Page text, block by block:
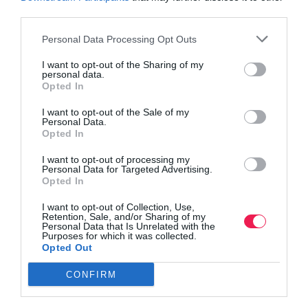
Personal Data Processing Opt Outs
I want to opt-out of the Sharing of my
personal data.
Opted In
I want to opt-out of the Sale of my
Personal Data.
Opted In
I want to opt-out of processing my
Personal Data for Targeted Advertising.
Opted In
I want to opt-out of Collection, Use,
Retention, Sale, and/or Sharing of my
Personal Data that Is Unrelated with the
Purposes for which it was collected.
Opted Out
CONFIRMΓίνε Συνδρομητής